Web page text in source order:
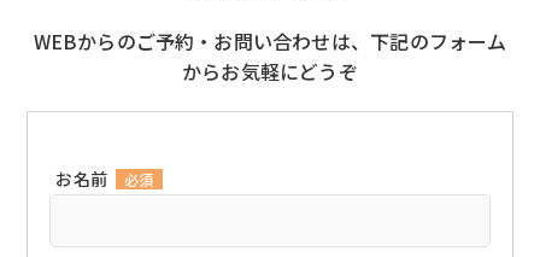
WEBからのご予約・お問い合わせは、下記のフォーム
からお気軽にどうぞ
お名前 必須